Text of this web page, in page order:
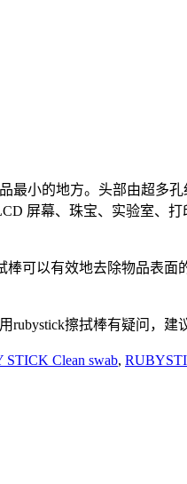
最小的地方。头部由超多
屏幕、珠宝、实验室、打
可以有效地去除物品表
擦拭棒有疑问，建
STICK Clean swab,